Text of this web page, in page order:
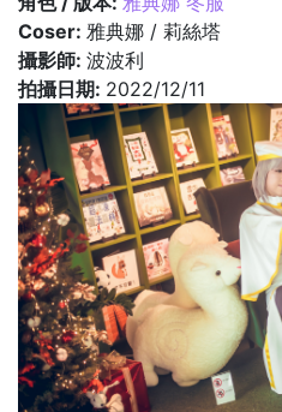
Coser: 雅典娜 / 莉絲塔
攝影師: 波波利
拍攝日期: 2022/12/11